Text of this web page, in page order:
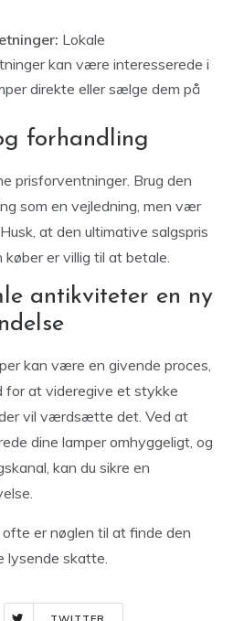
Lokale
kan være interesserede i
direkte eller sælge dem på
forhandling
prisforventninger. Brug den
som en vejledning, men vær
at den ultimative salgspris
er villig til at betale.
antikviteter en ny
kan være en givende proces,
for at videregive et stykke
vil værdsætte det. Ved at
dine lamper omhyggeligt, og
kan du sikre en
er nøglen til at finde den
lysende skatte.